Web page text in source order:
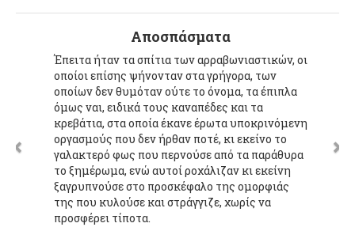
Αποσπάσματα
Έπειτα ήταν τα σπίτια των αρραβωνιαστικών, οι
οποίοι επίσης ψήνονταν στα γρήγορα, των
οποίων δεν θυμόταν ούτε το όνομα, τα έπιπλα
όμως ναι, ειδικά τους καναπέδες και τα
κρεβάτια, στα οποία έκανε έρωτα υποκρινόμενη
οργασμούς που δεν ήρθαν ποτέ, κι εκείνο το
γαλακτερό φως που περνούσε από τα παράθυρα
το ξημέρωμα, ενώ αυτοί ροχάλιζαν κι εκείνη
ξαγρυπνούσε στο προσκέφαλο της ομορφιάς
της που κυλούσε και στράγγιζε, χωρίς να
προσφέρει τίποτα.